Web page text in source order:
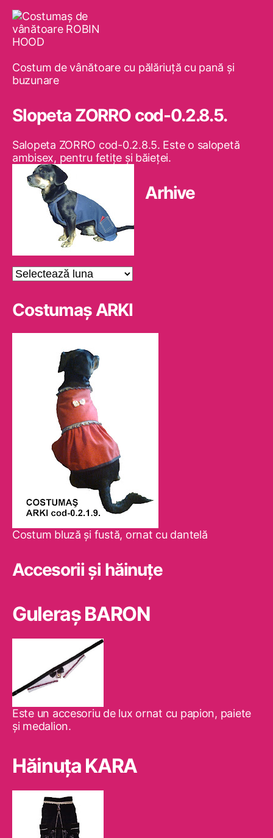
Costum de vânătoare cu pălăriuţă cu pană şi
buzunare
Slopeta ZORRO cod-0.2.8.5.
Salopeta ZORRO cod-0.2.8.5. Este o salopetă
ambisex, pentru fetiţe şi băieţei.
Arhive
Arhive
Costumaş ARKI
Costum bluză şi fustă, ornat cu dantelă
Accesorii și hăinuțe
Guleraş BARON
Este un accesoriu de lux ornat cu papion, paiete
şi medalion.
Hăinuţa KARA